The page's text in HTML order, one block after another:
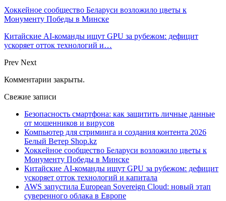
Хоккейное сообщество Беларуси возложило цветы к
Монументу Победы в Минске
Китайские AI-команды ищут GPU за рубежом: дефицит
ускоряет отток технологий и…
Prev Next
Комментарии закрыты.
Свежие записи
Безопасность смартфона: как защитить личные данные
от мошенников и вирусов
Компьютер для стриминга и создания контента 2026
Белый Ветер Shop.kz
Хоккейное сообщество Беларуси возложило цветы к
Монументу Победы в Минске
Китайские AI-команды ищут GPU за рубежом: дефицит
ускоряет отток технологий и капитала
AWS запустила European Sovereign Cloud: новый этап
суверенного облака в Европе